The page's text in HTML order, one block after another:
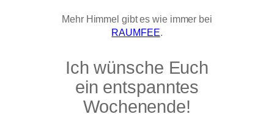
Mehr Himmel gibt es wie immer bei
RAUMFEE.
Ich wünsche Euch
ein entspanntes
Wochenende!